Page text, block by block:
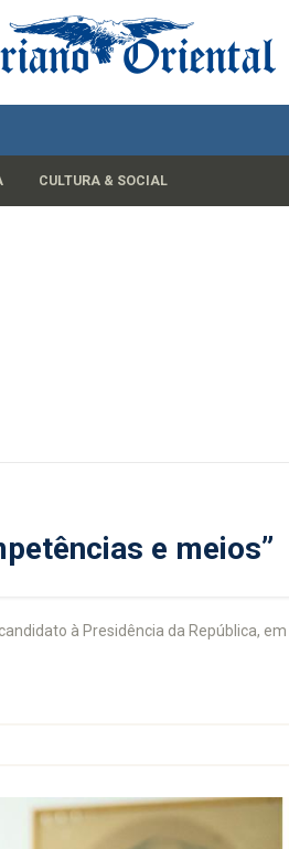
CULTURA & SOCIAL
e meios”
à Presidência da República, em